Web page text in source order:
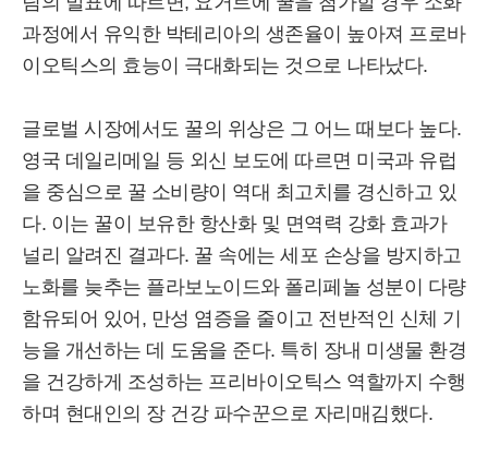
과정에서 유익한 박테리아의 생존율이 높아져 프로바
이오틱스의 효능이 극대화되는 것으로 나타났다.
글로벌 시장에서도 꿀의 위상은 그 어느 때보다 높다.
영국 데일리메일 등 외신 보도에 따르면 미국과 유럽
을 중심으로 꿀 소비량이 역대 최고치를 경신하고 있
다. 이는 꿀이 보유한 항산화 및 면역력 강화 효과가
널리 알려진 결과다. 꿀 속에는 세포 손상을 방지하고
노화를 늦추는 플라보노이드와 폴리페놀 성분이 다량
함유되어 있어, 만성 염증을 줄이고 전반적인 신체 기
능을 개선하는 데 도움을 준다. 특히 장내 미생물 환경
을 건강하게 조성하는 프리바이오틱스 역할까지 수행
하며 현대인의 장 건강 파수꾼으로 자리매김했다.